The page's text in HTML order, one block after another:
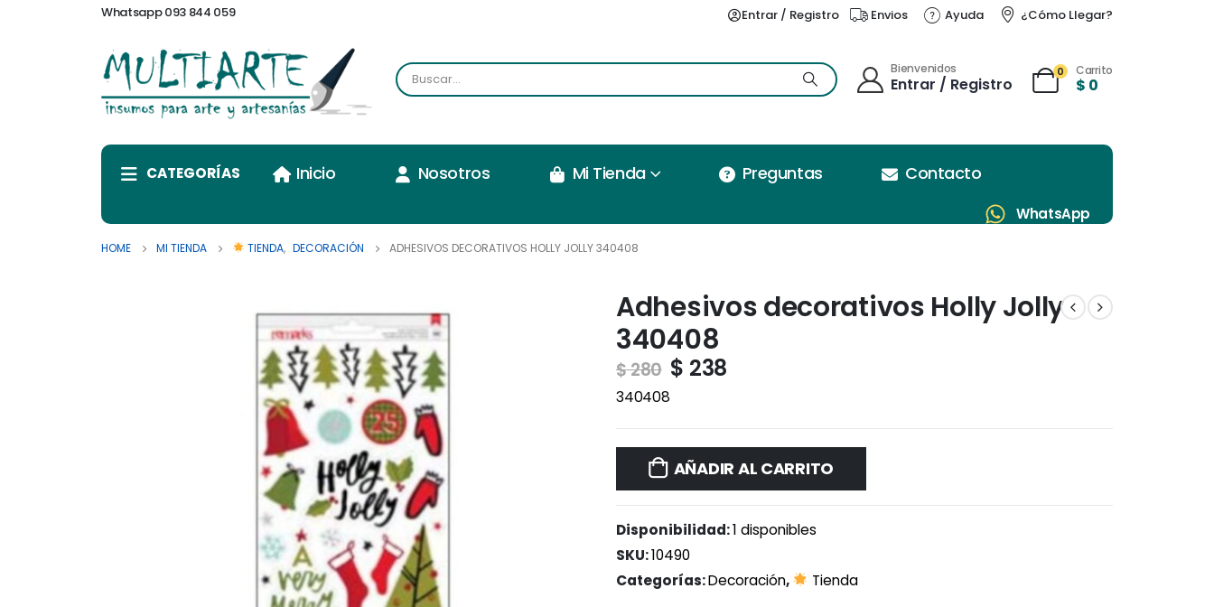
Whatsapp 093 844 059 Entrar / Registro Envios Ayuda ¿Cómo Llegar?
Bienvenidos
Entrar / Registro
0 Carrito
$ 0
CATEGORÍAS Inicio Nosotros Mi Tienda Preguntas Contacto
WhatsApp
HOME MI TIENDA TIENDA, DECORACIÓN ADHESIVOS DECORATIVOS HOLLY JOLLY 340408
Adhesivos decorativos Holly Jolly
340408
$280 $ 238
340408
AÑADIR AL CARRITO
Disponibilidad:1 disponibles
SKU:10490
Categorías:Decoración, Tienda